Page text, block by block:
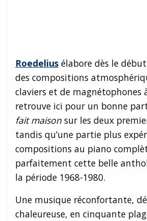
Roedelius élabore dès le
des compositions
claviers et de magnétophones
retrouve ici pour un bonne
fait maison sur les deux
tandis qu’une partie plus
compositions au piano
parfaitement cette belle
la période 1968-1980.
Une musique réconfortante,
chaleureuse, en cinquante